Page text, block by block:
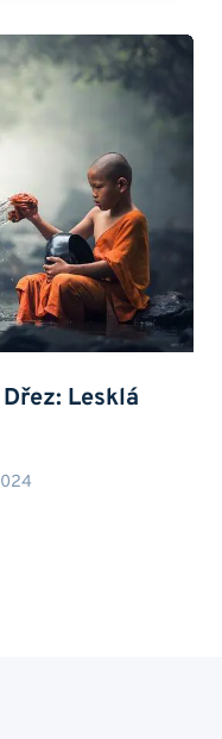
Lesklá